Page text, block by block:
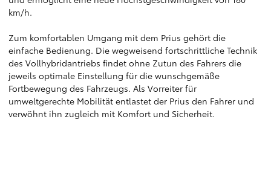
km/h.
Zum komfortablen Umgang mit dem Prius gehört die
einfache Bedienung. Die wegweisend fortschrittliche Technik
des Vollhybridantriebs findet ohne Zutun des Fahrers die
jeweils optimale Einstellung für die wunschgemäße
Fortbewegung des Fahrzeugs. Als Vorreiter für
umweltgerechte Mobilität entlastet der Prius den Fahrer und
verwöhnt ihn zugleich mit Komfort und Sicherheit.